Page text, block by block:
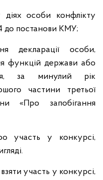
діях особи конфлікту
4 до постанови КМУ;
декларації особи,
функцій держави або
за минулий рік
частини третьої
«Про запобігання
участь у конкурсі,
участь у конкурсі,